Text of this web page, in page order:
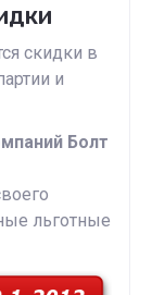
скидки в
и
Болт
льготные